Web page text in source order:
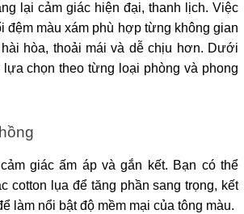
lại cảm giác hiện đại, thanh lịch. Việc
đệm màu xám phù hợp từng không gian
hòa, thoải mái và dễ chịu hơn. Dưới
chọn theo từng loại phòng và phong
giác ấm áp và gắn kết. Bạn có thể
cotton lụa để tăng phần sang trọng, kết
làm nổi bật độ mềm mại của tông màu.